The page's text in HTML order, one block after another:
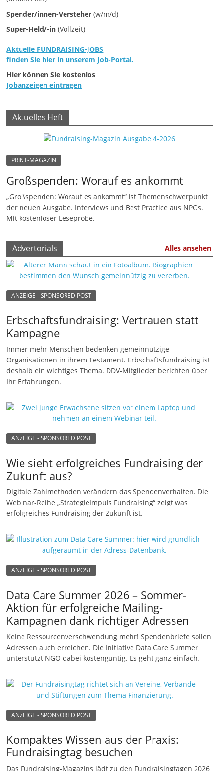
g
|
p
n
e
n
|
r
e
i
n
S
t
i
f
t
n
g
e
Spender/innen-Versteher (w/m/d)
Super-Held/-in (Vollzeit)
Aktuelle FUNDRAISING-JOBS
finden Sie hier in unserem Job-Portal.
Hier können Sie kostenlos
Jobanzeigen eintragen
Aktuelles Heft
PRINT-MAGAZIN
Großspenden: Worauf es ankommt
„Großspenden: Worauf es ankommt“ ist Themenschwerpunkt
der neuen Ausgabe. Interviews und Best Practice aus NPOs.
Mit kostenloser Leseprobe.
Advertorials Alles ansehen
ANZEIGE - SPONSORED POST
Erbschaftsfundraising: Vertrauen statt
Kampagne
Immer mehr Menschen bedenken gemeinnützige
Organisationen in ihrem Testament. Erbschaftsfundraising ist
deshalb ein wichtiges Thema. DDV-Mitglieder berichten über
Ihr Erfahrungen.
ANZEIGE - SPONSORED POST
Wie sieht erfolgreiches Fundraising der
Zukunft aus?
Digitale Zahlmethoden verändern das Spendenverhalten. Die
Webinar-Reihe „StrategieImpuls Fundraising“ zeigt was
erfolgreiches Fundraising der Zukunft ist.
ANZEIGE - SPONSORED POST
Data Care Summer 2026 – Sommer-
Aktion für erfolgreiche Mailing-
Kampagnen dank richtiger Adressen
Keine Ressourcenverschwendung mehr! Spendenbriefe sollen
Adressen auch erreichen. Die Initiative Data Care Summer
unterstützt NGO dabei kostengüntig. Es geht ganz einfach.
ANZEIGE - SPONSORED POST
Kompaktes Wissen aus der Praxis:
Fundraisingtag besuchen
Das Fundraising-Magazins lädt zu den Fundraisingtagen 2026